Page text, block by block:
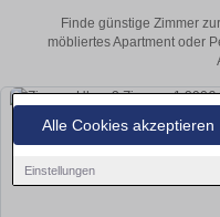
Alle Cookies akzeptieren
Einstellungen
Finde günstige Zimmer
möbliertes Apartment oder